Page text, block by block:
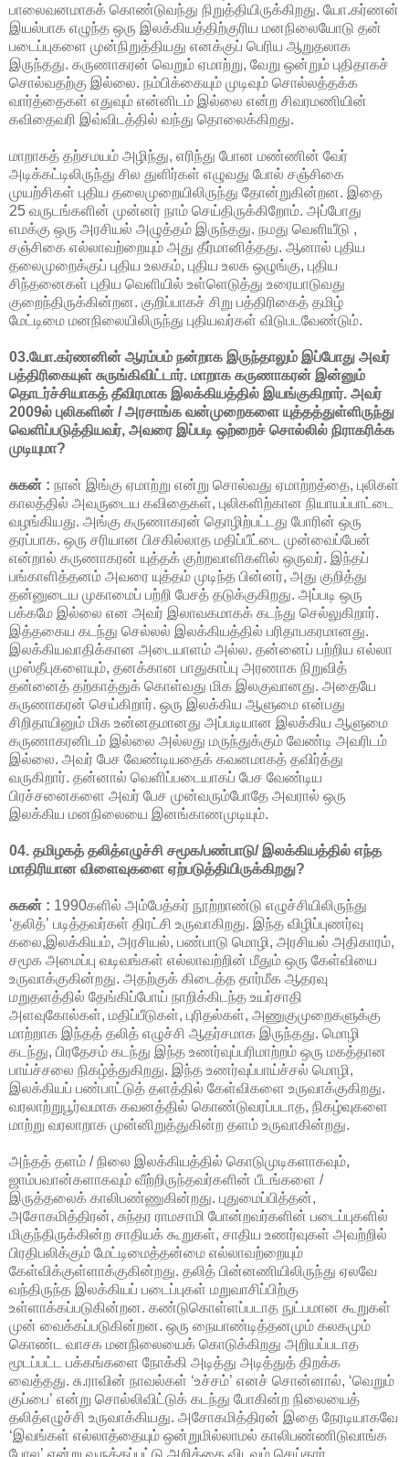
பாலைவனமாகக் கொண்டுவந்து நிறுத்தியிருக்கிறது. யோ.கர்ணன்
இயல்பாக எழுந்த ஒரு இலக்கியத்திற்குரிய மனநிலையோடு தன்
படைப்புகளை முன்நிறுத்தியது எனக்குப் பெரிய ஆறுதலாக
இருந்தது. கருணாகரன் வெறும் ஏமாற்று, வேறு ஒன்றும் புதிதாகச்
சொல்வதற்கு இல்லை. நம்பிக்கையும் முடிவும் சொல்லத்தக்க
வார்த்தைகள் எதுவும் என்னிடம் இல்லை என்ற சிவரமணியின்
கவிதைவரி இவ்விடத்தில் வந்து தொலைக்கிறது.
மாறாகத் தற்சமயம் அழிந்து, எரிந்து போன மண்ணின் வேர்
அடிக்கட்டிலிருந்து சில துளிர்கள் எழுவது போல் சஞ்சிகை
முயற்சிகள் புதிய தலைமுறையிலிருந்து தோன்றுகின்றன. இதை
25 வருடங்களின் முன்னர் நாம் செய்திருக்கிறோம். அப்போது
எமக்கு ஒரு அரசியல் அழுத்தம் இருந்தது. நமது வெளியீடு ,
சஞ்சிகை எல்லாவற்றையும் அது தீர்மானித்தது. ஆனால் புதிய
தலைமுறைக்குப் புதிய உலகம், புதிய உலக ஒழுங்கு, புதிய
சிந்தனைகள் புதிய வெளியில் உள்ளெடுத்து உரையாடுவது
குறைந்திருக்கின்றன. குறிப்பாகச் சிறு பத்திரிகைத் தமிழ்
மேட்டிமை மனநிலையிலிருந்து புதியவர்கள் விடுபடவேண்டும்.
03.யோ.கர்ணனின் ஆரம்பம் நன்றாக இருந்தாலும் இப்போது அவர்
பத்திரிகையுள் சுருங்கிவிட்டார். மாறாக கருணாகரன் இன்னும்
தொடர்ச்சியாகத் தீவிரமாக இலக்கியத்தில் இயங்குகிறார். அவர்
2009ல் புலிகளின் / அரசாங்க வன்முறைகளை யுத்தத்துள்ளிருந்து
வெளிப்படுத்தியவர், அவரை இப்படி ஒற்றைச் சொல்லில் நிராகரிக்க
முடியுமா?
சுகன் : நான் இங்கு ஏமாற்று என்று சொல்வது ஏமாற்றத்தை, புலிகள்
காலத்தில் அவருடைய கவிதைகள், புலிகளிற்கான நியாயப்பாட்டை
வழங்கியது. அங்கு கருணாகரன் தொழிற்பட்டது போரின் ஒரு
தரப்பாக. ஒரு சரியான பிசகில்லாத மதிப்பீட்டை முன்வைப்பேன்
என்றால் கருணாகரன் யுத்தக் குற்றவாளிகளில் ஒருவர். இந்தப்
பங்காளித்தனம் அவரை யுத்தம் முடிந்த பின்னர், அது குறித்து
தன்னுடைய முகாமைப் பற்றி பேசத் தடுக்குகிறது. அப்படி ஒரு
பக்கமே இல்லை என அவர் இலாவகமாகக் கடந்து செல்லுகிறார்.
இத்தகைய கடந்து செல்லல் இலக்கியத்தில் பரிதாபகரமானது.
இலக்கியவாதிக்கான அடையாளம் அல்ல. தன்னைப் பற்றிய எல்லா
முஸ்தீபுகளையும், தனக்கான பாதுகாப்பு அரணாக நிறுவித்
தன்னைத் தற்காத்துக் கொள்வது மிக இலகுவானது. அதையே
கருணாகரன் செய்கிறார். ஒரு இலக்கிய ஆளுமை என்பது
சிறிதாயினும் மிக உன்னதமானது அப்படியான இலக்கிய ஆளுமை
கருணாகரனிடம் இல்லை அல்லது மருந்துக்கும் வேண்டி அவரிடம்
இல்லை. அவர் பேச வேண்டியதைக் கவனமாகத் தவிர்த்து
வருகிறார். தன்னால் வெளிப்படையாகப் பேச வேண்டிய
பிரச்சனைகளை அவர் பேச முன்வரும்போதே அவரால் ஒரு
இலக்கிய மனநிலையை இனங்காணமுடியும்.
04. தமிழகத் தலித்எழுச்சி சமூக/பண்பாடு/ இலக்கியத்தில் எந்த
மாதிரியான விளைவுகளை ஏற்படுத்தியிருக்கிறது?
சுகன் : 1990களில் அம்பேத்கர் நூற்றாண்டு எழுச்சியிலிருந்து
‘தலித்’ படித்தவர்கள் திரட்சி உருவாகிறது. இந்த விழிப்புணர்வு
கலை,இலக்கியம், அரசியல், பண்பாடு மொழி, அரசியல் அதிகாரம்,
சமூக அமைப்பு வடிவங்கள் எல்லாவற்றின் மீதும் ஒரு கேள்வியை
உருவாக்குகின்றது. அதற்குக் கிடைத்த தார்மீக ஆதரவு
மறுதளத்தில் தேங்கிப்போய் நாறிக்கிடந்த உயர்சாதி
அளவுகோல்கள், மதிப்பீடுகள், புரிதல்கள், அணுகுமுறைகளுக்கு
மாற்றாக இந்தத் தலித் எழுச்சி ஆதர்சமாக இருந்தது. மொழி
கடந்து, பிரதேசம் கடந்து இந்த உணர்வுப்பரிமாற்றம் ஒரு மகத்தான
பாய்ச்சலை நிகழ்த்துகிறது. இந்த உணர்வுப்பாய்ச்சல் மொழி,
இலக்கியப் பண்பாட்டுத் தளத்தில் கேள்விகளை உருவாக்குகிறது.
வரலாற்றுபூர்வமாக கவனத்தில் கொண்டுவரப்படாத, நிகழ்வுகளை
மாற்று வரலாறாக முன்னிறுத்துகின்ற தளம் உருவாகின்றது.
அந்தத் தளம் / நிலை இலக்கியத்தில் கொடுமுடிகளாகவும்,
ஜாம்பவான்களாகவும் வீற்றிருந்தவர்களின் பீடங்களை /
இருத்தலைக் காலிபண்ணுகின்றது. புதுமைப்பித்தன்,
அசோகமித்திரன், சுந்தர ராமசாமி போன்றவர்களின் படைப்புகளில்
மிகுந்திருக்கின்ற சாதியக் கூறுகள், சாதிய உணர்வுகள் அவற்றில்
பிரதிபலிக்கும் மேட்டிமைத்தன்மை எல்லாவற்றையும்
கேள்விக்குள்ளாக்குகின்றது. தலித் பின்னணியிலிருந்து ஏலவே
வந்திருந்த இலக்கியப் படைப்புகள் மறுவாசிப்பிற்கு
உள்ளாக்கப்படுகின்றன. கண்டுகொள்ளப்படாத நுட்பமான கூறுகள்
முன் வைக்கப்படுகின்றன. ஒரு நையாண்டித்தனமும் கலகமும்
கொண்ட வாசக மனநிலையைக் கொடுக்கிறது அறியப்படாத
மூடப்பட்ட பக்கங்களை நோக்கி அடித்து அடித்துத் திறக்க
வைத்தது. சு.ராவின் நாவல்கள் ‘உச்சம்’ எனச் சொன்னால், ‘வெறும்
குப்பை’ என்று சொல்லிவிட்டுக் கடந்து போகின்ற நிலையைத்
தலித்எழுச்சி உருவாக்கியது. அசோகமித்திரன் இதை நேரடியாகவே
‘இவங்கள் எல்லாத்தையும் ஒன்றுமில்லாமல் காலிபண்ணிடுவாங்க
போல’ என்று வருத்தப்பட்டு அறிக்கை விடவும் செய்தார்.